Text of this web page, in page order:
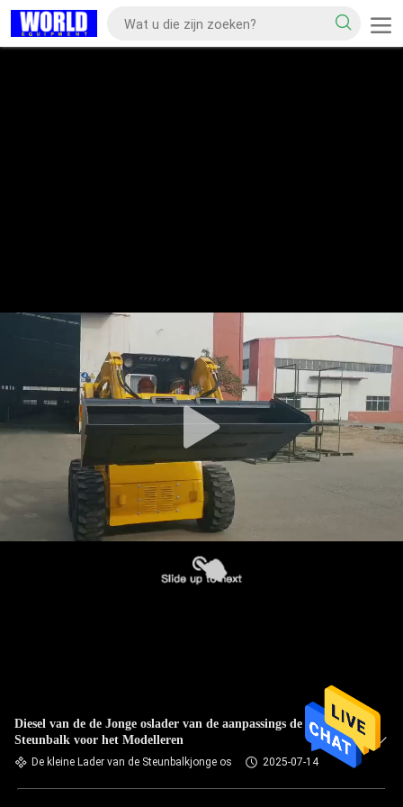
Diesel van de de Jonge oslader van de aanpassings de Kleine
Steunbalk voor het Modelleren
De kleine Lader van de Steunbalkjonge os 2025-07-14